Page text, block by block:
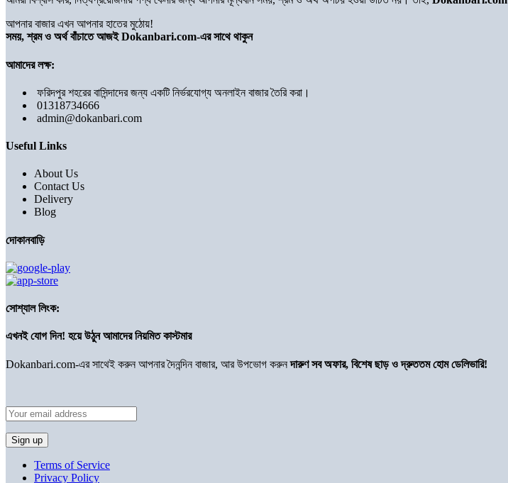
আপনার বাজার এখন আপনার হাতের মুঠোয়!
সময়, শ্রম ও অর্থ বাঁচাতে আজই Dokanbari.com-এর সাথে থাকুন
আমাদের লক্ষ:
ফরিদপুর শহরের বাসিন্দাদের জন্য একটি নির্ভরযোগ্য অনলাইন বাজার তৈরি করা।
01318734666
admin@dokanbari.com
Useful Links
About Us
Contact Us
Delivery
Blog
দোকানবাড়ি
সোশ্যাল লিংক:
এখনই যোগ দিন! হয়ে উঠুন আমাদের নিয়মিত কাস্টমার
Dokanbari.com-এর সাথেই করুন আপনার দৈনন্দিন বাজার, আর উপভোগ করুনদারুণ সব অফার, বিশেষ ছাড় ও দ্রুততম হোম ডেলিভারি!
Terms of Service
Privacy Policy